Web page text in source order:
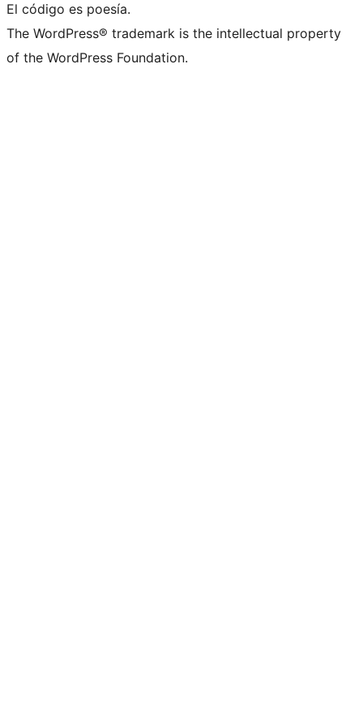
El código es poesía.
The WordPress® trademark is the intellectual property
of the WordPress Foundation.